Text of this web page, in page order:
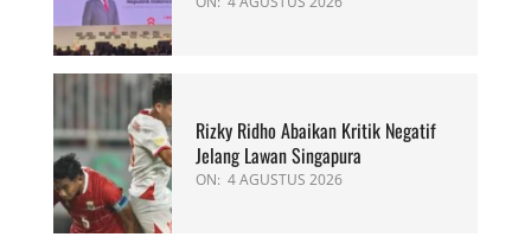
Rizky Ridho Abaikan Kritik Negatif
Jelang Lawan Singapura
ON: 4 AGUSTUS 2026